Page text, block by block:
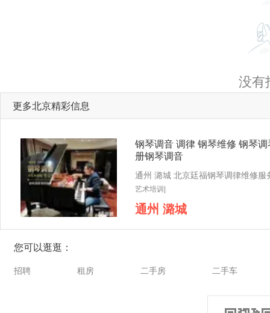
没有
更多北京精彩信息
钢琴调音 调律 钢琴维修 钢琴调
册钢琴调音
艺术培训|
通州 潞城
您可以逛逛：
招聘 租房 二手房 二手车